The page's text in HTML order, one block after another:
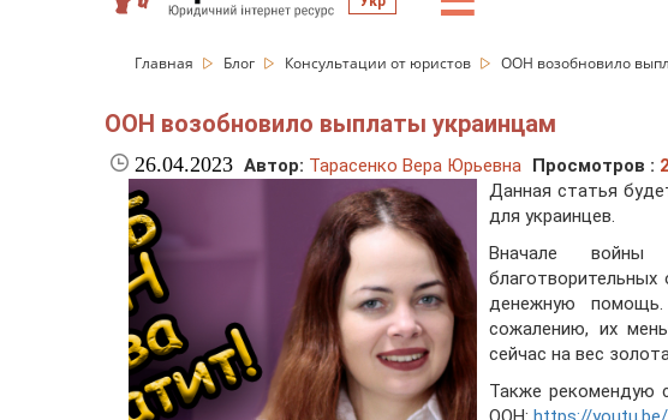
Главная Блог Консультации от юристов ООН возобновило
ООН возобновило выплаты украинцам
26.04.2023 Автор: Тарасенко Вера Юрьевна Просмотров :
Данная статья
для украинцев.
Вначале
денежную
сожалению, их
сейчас на вес
Также рекомендую